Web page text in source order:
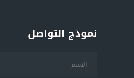
نموذج التواصل